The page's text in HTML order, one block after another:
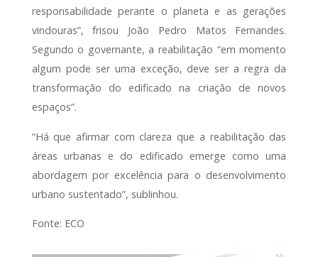
responsabilidade perante o planeta e as gerações
vindouras”, frisou João Pedro Matos Fernandes.
Segundo o governante, a reabilitação “em momento
algum pode ser uma exceção, deve ser a regra da
transformação do edificado na criação de novos
espaços”.
“Há que afirmar com clareza que a reabilitação das
áreas urbanas e do edificado emerge como uma
abordagem por excelência para o desenvolvimento
urbano sustentado”, sublinhou.
Fonte: ECO